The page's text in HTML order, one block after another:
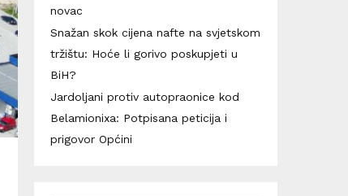
novac
Snažan skok cijena nafte na svjetskom
tržištu: Hoće li gorivo poskupjeti u
BiH?
Jardoljani protiv autopraonice kod
Belamionixa: Potpisana peticija i
prigovor Općini